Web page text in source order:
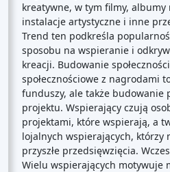
kreatywne, w tym filmy, albumy
instalacje artystyczne i inne
Trend ten podkreśla
sposobu na wspieranie i
kreacji. Budowanie
społecznościowe z nagrodami
funduszy, ale także budowanie
projektu. Wspierający czują
projektami, które wspierają, a
lojalnych wspierających, którzy
przyszłe przedsięwzięcia.
Wielu wspierających motywuje